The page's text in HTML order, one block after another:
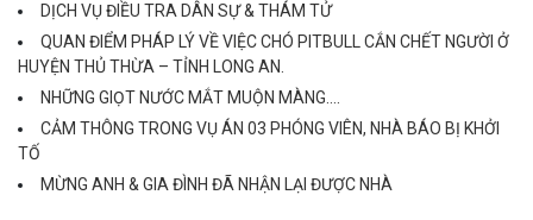
DỊCH VỤ ĐIỀU TRA DÂN SỰ & THÁM TỬ
QUAN ĐIỂM PHÁP LÝ VỀ VIỆC CHÓ PITBULL CẮN CHẾT NGƯỜI Ở
HUYỆN THỦ THỪA – TỈNH LONG AN.
NHỮNG GIỌT NƯỚC MẮT MUỘN MÀNG….
CẢM THÔNG TRONG VỤ ÁN 03 PHÓNG VIÊN, NHÀ BÁO BỊ KHỞI
TỐ
MỪNG ANH & GIA ĐÌNH ĐÃ NHẬN LẠI ĐƯỢC NHÀ